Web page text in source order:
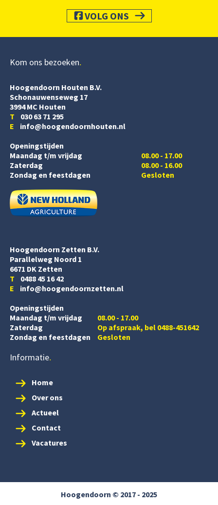
VOLG ONS
Kom ons bezoeken
Hoogendoorn Houten B.V.
Schonauwenseweg 17
3994 MC Houten
T 030 63 71 295
E info@hoogendoornhouten.nl
Openingstijden
Maandag t/m vrijdag
Zaterdag
08.00 - 17.00
08.00 - 16.00
Zondag en feestdagen
Gesloten
Hoogendoorn Zetten B.V.
Parallelweg Noord 1
6671 DK Zetten
T 0488 45 16 42
E info@hoogendoornzetten.nl
Openingstijden
Maandag t/m vrijdag
08.00 - 17.00
Zaterdag
Op afspraak, bel 0488-451642
Zondag en feestdagen
Gesloten
Informatie
Home
Over ons
Actueel
Contact
Vacatures
Hoogendoorn © 2017 - 2025